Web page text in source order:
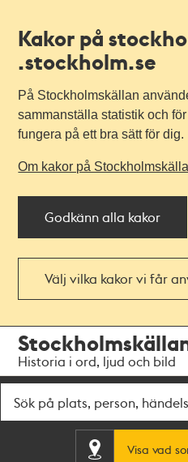
Kakor på
.stockholm.se
På Stockholmskällan
sammanställa statistik och
fungera på ett bra sätt för dig.
Om kakor på
Godkänn alla kakor
Välj vilka kakor vi får
navigationen
huvudinnehållet
Historia i ord, ljud och bild
Visa vad